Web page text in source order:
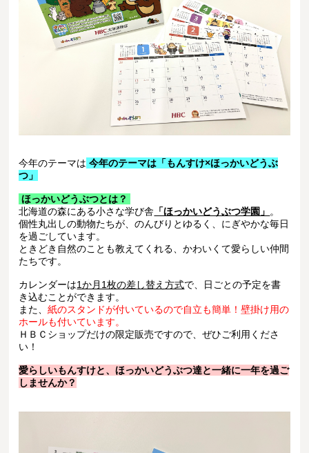
今年のテーマは 今年のテーマは「もんすけ×ほっかいどうぶ
つ」
ほっかいどうぶつとは？
北海道の森にある小さな学び舎 「ほっかいどうぶつ学園」 。
個性丸出しの動物たちが、のんびりとゆるく、にぎやかな毎日
を過ごしています。
ときどき自然のことも教えてくれる、かわいくて愛らしい仲間
たちです。
カレンダーは1か月1枚の差し替え方式で、日ごとの予定を書
き込むことができます。
また、紙のスタンドが付いているので自立も簡単！壁掛け用の
ホールも付いています。
ＨＢＣショップだけの限定販売ですので、ぜひご利用くださ
い！
愛らしいもんすけと、ほっかいどうぶつ達と一緒に一年を過ご
しませんか？